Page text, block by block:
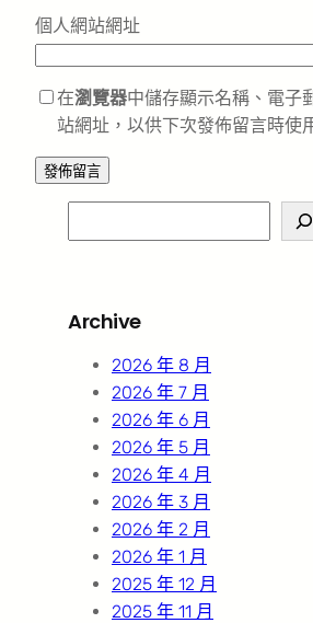
個人網站網址
在瀏覽器中儲存顯示名稱、電子
站網址，以供下次發佈留言時使
e
c
Archive
2026 年 8 月
2026 年 7 月
2026 年 6 月
2026 年 5 月
2026 年 4 月
2026 年 3 月
2026 年 2 月
2026 年 1 月
2025 年 12 月
2025 年 11 月